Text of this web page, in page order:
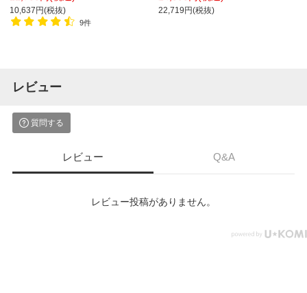
10,637円(税抜)
9件
22,719円(税抜)
レビュー
質問する
レビュー Q&A
レビュー投稿がありません。